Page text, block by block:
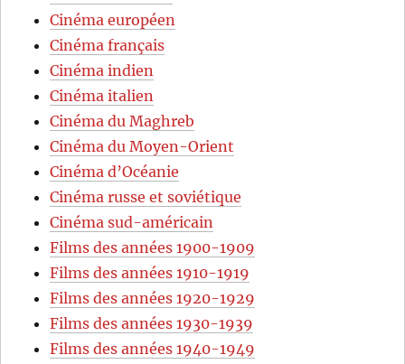
Cinéma européen
Cinéma français
Cinéma indien
Cinéma italien
Cinéma du Maghreb
Cinéma du Moyen-Orient
Cinéma d’Océanie
Cinéma russe et soviétique
Cinéma sud-américain
Films des années 1900-1909
Films des années 1910-1919
Films des années 1920-1929
Films des années 1930-1939
Films des années 1940-1949